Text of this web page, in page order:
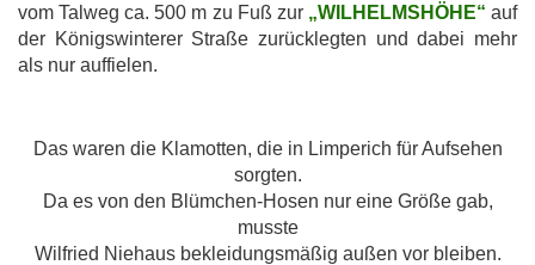
vom Talweg ca. 500 m zu Fuß zur „WILHELMSHÖHE“ auf
der Königswinterer Straße zurücklegten und dabei mehr
als nur auffielen.
Das waren die Klamotten, die in Limperich für Aufsehen
sorgten.
Da es von den Blümchen-Hosen nur eine Größe gab,
musste
Wilfried Niehaus bekleidungsmäßig außen vor bleiben.